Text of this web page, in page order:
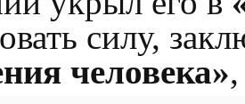
силу,
человека»